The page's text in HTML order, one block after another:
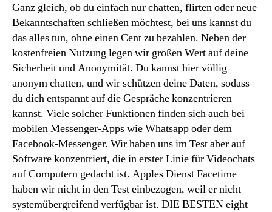
Ganz gleich, ob du einfach nur chatten, flirten oder neue
Bekanntschaften schließen möchtest, bei uns kannst du
das alles tun, ohne einen Cent zu bezahlen. Neben der
kostenfreien Nutzung legen wir großen Wert auf deine
Sicherheit und Anonymität. Du kannst hier völlig
anonym chatten, und wir schützen deine Daten, sodass
du dich entspannt auf die Gespräche konzentrieren
kannst. Viele solcher Funk­tionen finden sich auch bei
mobilen Messenger-Apps wie Whats­app oder dem
Facebook-Messenger. Wir haben uns im Test aber auf
Software konzentriert, die in erster Linie für Video­chats
auf Computern gedacht ist. Apples Dienst Facetime
haben wir nicht in den Test einbezogen, weil er nicht
system­über­greifend verfügbar ist. DIE BESTEN eight